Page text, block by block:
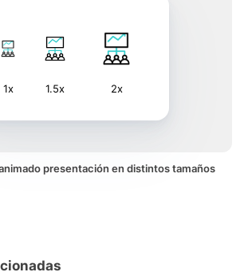
1x 1.5x 2x
presentación en distintos tamaños